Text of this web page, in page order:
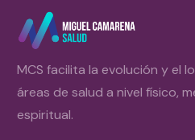
MCS facilita la evolución y el
áreas de salud a nivel físico,
espiritual.